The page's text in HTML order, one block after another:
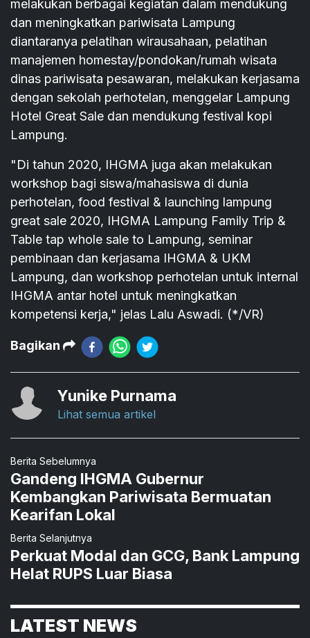
melakukan berbagai kegiatan dalam mendukung
dan meningkatkan pariwisata Lampung
diantaranya pelatihan wirausahaan, pelatihan
manajemen homestay/pondokan/rumah wisata
dinas pariwisata pesawaran, melakukan kerjasama
dengan sekolah perhotelan, menggelar Lampung
Hotel Great Sale dan mendukung festival kopi
Lampung.
"Di tahun 2020, IHGMA juga akan melakukan
workshop bagi siswa/mahasiswa di dunia
perhotelan, food festival & launching lampung
great sale 2020, IHGMA Lampung Family Trip &
Table tap whole sale to Lampung, seminar
pembinaan dan kerjasama IHGMA & UKM
Lampung, dan workshop perhotelan untuk internal
IHGMA antar hotel untuk meningkatkan
kompetensi kerja," jelas Lalu Aswadi. (*/VR)
Bagikan
Yunike Purnama
Lihat semua artikel
Berita Sebelumnya
Gandeng IHGMA Gubernur
Kembangkan Pariwisata Bermuatan
Kearifan Lokal
Berita Selanjutnya
Perkuat Modal dan GCG, Bank Lampung
Helat RUPS Luar Biasa
LATEST NEWS